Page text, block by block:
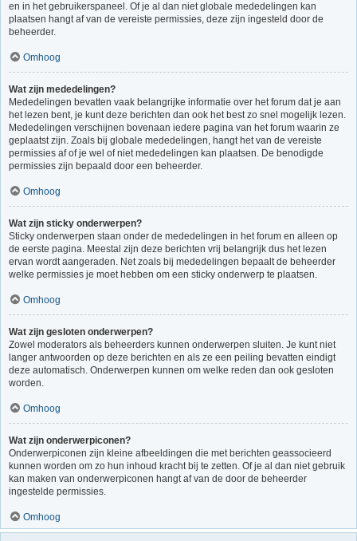
en in het gebruikerspaneel. Of je al dan niet globale mededelingen kan
plaatsen hangt af van de vereiste permissies, deze zijn ingesteld door de
beheerder.
Omhoog
Wat zijn mededelingen?
Mededelingen bevatten vaak belangrijke informatie over het forum dat je aan
het lezen bent, je kunt deze berichten dan ook het best zo snel mogelijk lezen.
Mededelingen verschijnen bovenaan iedere pagina van het forum waarin ze
geplaatst zijn. Zoals bij globale mededelingen, hangt het van de vereiste
permissies af of je wel of niet mededelingen kan plaatsen. De benodigde
permissies zijn bepaald door een beheerder.
Omhoog
Wat zijn sticky onderwerpen?
Sticky onderwerpen staan onder de mededelingen in het forum en alleen op
de eerste pagina. Meestal zijn deze berichten vrij belangrijk dus het lezen
ervan wordt aangeraden. Net zoals bij mededelingen bepaalt de beheerder
welke permissies je moet hebben om een sticky onderwerp te plaatsen.
Omhoog
Wat zijn gesloten onderwerpen?
Zowel moderators als beheerders kunnen onderwerpen sluiten. Je kunt niet
langer antwoorden op deze berichten en als ze een peiling bevatten eindigt
deze automatisch. Onderwerpen kunnen om welke reden dan ook gesloten
worden.
Omhoog
Wat zijn onderwerpiconen?
Onderwerpiconen zijn kleine afbeeldingen die met berichten geassocieerd
kunnen worden om zo hun inhoud kracht bij te zetten. Of je al dan niet gebruik
kan maken van onderwerpiconen hangt af van de door de beheerder
ingestelde permissies.
Omhoog